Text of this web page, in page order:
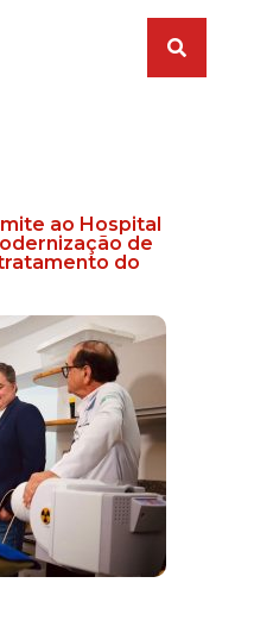
ao Hospital
de
do